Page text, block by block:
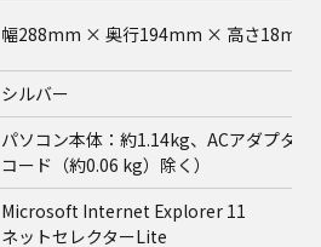
幅288mm × 奥行194mm × 高さ18mm
シルバー
パソコン本体：約1.14kg、ACアダプタ
コード（約0.06 kg）除く）
Microsoft Internet Explorer 11
ネットセレクターLite